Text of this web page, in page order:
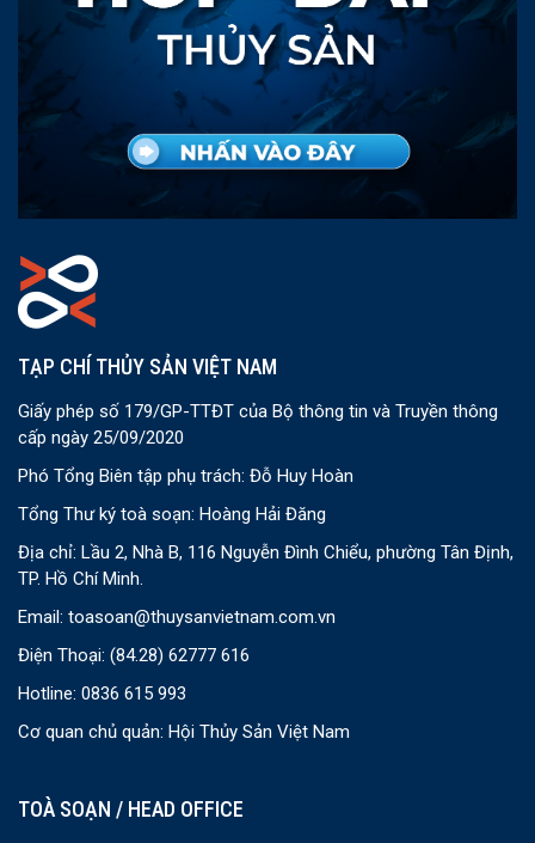
TẠP CHÍ THỦY SẢN VIỆT NAM
Giấy phép số 179/GP-TTĐT của Bộ thông tin và Truyền thông
cấp ngày 25/09/2020
Phó Tổng Biên tập phụ trách: Đỗ Huy Hoàn
Tổng Thư ký toà soạn: Hoàng Hải Đăng
Địa chỉ: Lầu 2, Nhà B, 116 Nguyễn Đình Chiểu, phường Tân Định,
TP. Hồ Chí Minh.
Email: toasoan@thuysanvietnam.com.vn
Điện Thoại: (84.28) 62777 616
Hotline: 0836 615 993
Cơ quan chủ quản: Hội Thủy Sản Việt Nam
TOÀ SOẠN / HEAD OFFICE